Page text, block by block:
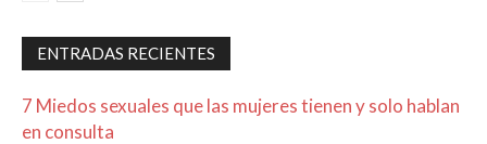
ENTRADAS RECIENTES
7 Miedos sexuales que las mujeres tienen y solo hablan
en consulta